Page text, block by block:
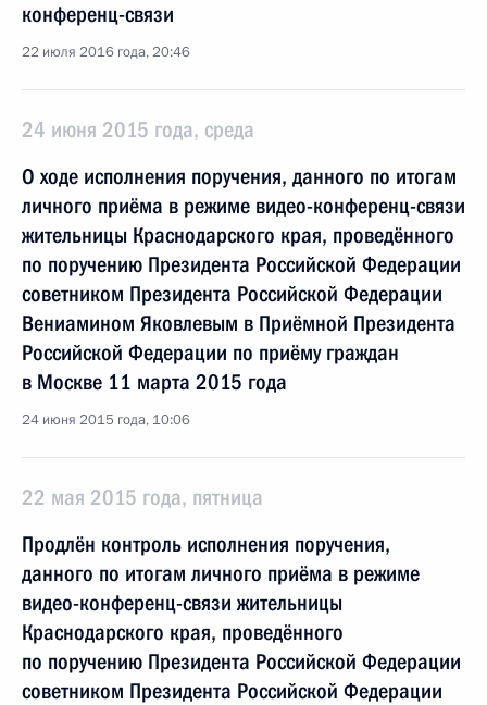
конференц-связи
22 июля 2016 года, 20:46
24 июня 2015 года, среда
О ходе исполнения поручения, данного по итогам
личного приёма в режиме видео-конференц-связи
жительницы Краснодарского края, проведённого
по поручению Президента Российской Федерации
советником Президента Российской Федерации
Вениамином Яковлевым в Приёмной Президента
Российской Федерации по приёму граждан
в Москве 11 марта 2015 года
24 июня 2015 года, 10:06
22 мая 2015 года, пятница
Продлён контроль исполнения поручения,
данного по итогам личного приёма в режиме
видео-конференц-связи жительницы
Краснодарского края, проведённого
по поручению Президента Российской Федерации
советником Президента Российской Федерации